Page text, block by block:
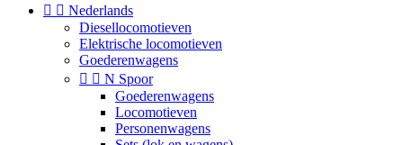
  Nederlands
Diesellocomotieven
Elektrische locomotieven
Goederenwagens
  N Spoor
Goederenwagens
Locomotieven
Personenwagens